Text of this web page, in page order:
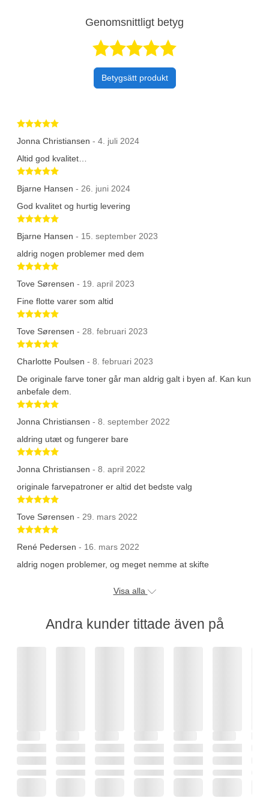
Genomsnittligt betyg
Betygsatt 5 av
Betygsätt produkt
Betygsatt 5 av 5 stjärnor
Jonna Christiansen - 4. juli 2024
Altid god kvalitet…
Betygsatt 5 av 5 stjärnor
Bjarne Hansen - 26. juni 2024
God kvalitet og hurtig levering
Betygsatt 5 av 5 stjärnor
Bjarne Hansen - 15. september 2023
aldrig nogen problemer med dem
Betygsatt 5 av 5 stjärnor
Tove Sørensen - 19. april 2023
Fine flotte varer som altid
Betygsatt 5 av 5 stjärnor
Tove Sørensen - 28. februari 2023
Betygsatt 5 av 5 stjärnor
Charlotte Poulsen - 8. februari 2023
De originale farve toner går man aldrig galt i byen af. Kan kun
anbefale dem.
Betygsatt 5 av 5 stjärnor
Jonna Christiansen - 8. september 2022
aldring utæt og fungerer bare
Betygsatt 5 av 5 stjärnor
Jonna Christiansen - 8. april 2022
originale farvepatroner er altid det bedste valg
Betygsatt 5 av 5 stjärnor
Tove Sørensen - 29. mars 2022
Betygsatt 5 av 5 stjärnor
René Pedersen - 16. mars 2022
aldrig nogen problemer, og meget nemme at skifte
Visa alla
Andra kunder tittade även på